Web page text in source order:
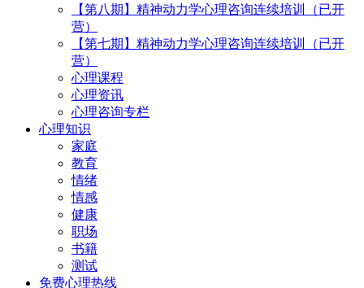
【第八期】精神动力学心理咨询连续培训（已开
营）
【第七期】精神动力学心理咨询连续培训（已开
营）
心理课程
心理资讯
心理咨询专栏
心理知识
家庭
教育
情绪
情感
健康
职场
书籍
测试
免费心理热线